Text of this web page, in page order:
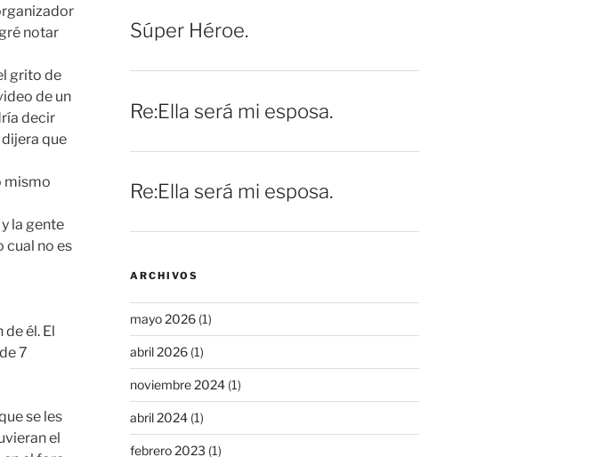
notar
grito de
de un
decir
que
mismo
la gente
cual no es
él. El
7
se les
el
Súper Héroe.
Re:Ella será mi esposa.
Re:Ella será mi esposa.
ARCHIVOS
mayo 2026(1)
abril 2026(1)
noviembre 2024(1)
abril 2024(1)
febrero 2023 (1)